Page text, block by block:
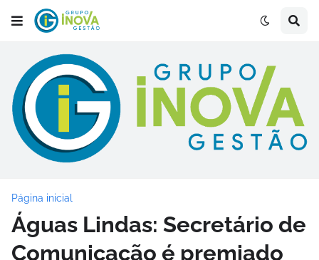
Página inicial
Águas Lindas: Secretário de
Comunicação é premiado